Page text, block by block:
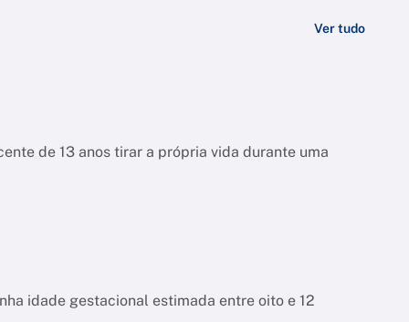
Ver tudo
de 13 anos tirar a própria vida durante uma
idade gestacional estimada entre oito e 12